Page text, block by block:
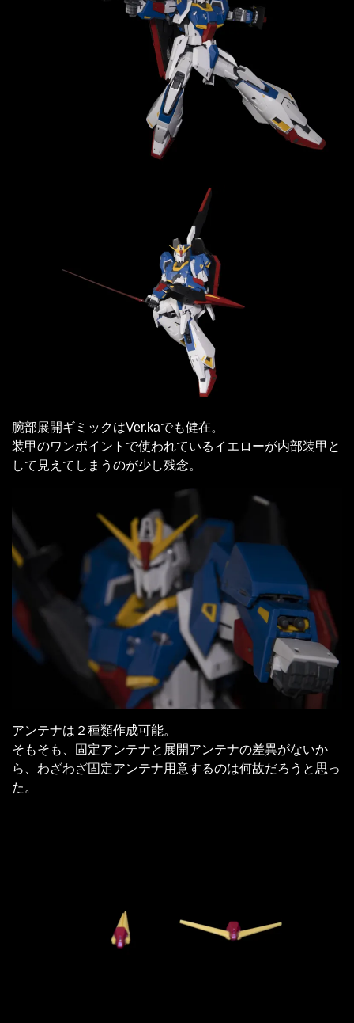
腕部展開ギミックはVer.kaでも健在。
装甲のワンポイントで使われているイエローが内部装甲と
して見えてしまうのが少し残念。
アンテナは２種類作成可能。
そもそも、固定アンテナと展開アンテナの差異がないか
ら、わざわざ固定アンテナ用意するのは何故だろうと思っ
た。